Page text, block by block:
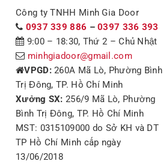
Công ty TNHH Minh Gia Door
0937 339 886 –0397 336 393
9:00 – 18:30, Thứ 2 – Chủ Nhật
minhgiadoor@gmail.com
VPGD:260A Mã Lò, Phường Bình
Trị Đông, TP. Hồ Chí Minh
Xưởng SX: 256/9 Mã Lò, Phường
Bình Trị Đông, TP. Hồ Chí Minh
MST: 0315109000 do Sở KH và DT
TP Hồ Chí Minh cấp ngày
13/06/2018